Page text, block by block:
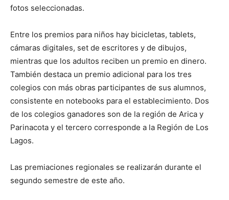
fotos seleccionadas.
Entre los premios para niños hay bicicletas, tablets,
cámaras digitales, set de escritores y de dibujos,
mientras que los adultos reciben un premio en dinero.
También destaca un premio adicional para los tres
colegios con más obras participantes de sus alumnos,
consistente en notebooks para el establecimiento. Dos
de los colegios ganadores son de la región de Arica y
Parinacota y el tercero corresponde a la Región de Los
Lagos.
Las premiaciones regionales se realizarán durante el
segundo semestre de este año.